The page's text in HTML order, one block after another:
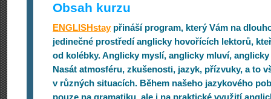
Obsah kurzu
ENGLISHstaypřináší program, který Vám na
jedinečné prostředí anglicky hovořících lektorů,
od kolébky. Anglicky myslí, anglicky mluví,
Nasát atmosféru, zkušenosti, jazyk, přízvuky, a to
v různých situacích. Během našeho jazykového
pouze na gramatiku, ale i na praktické využití